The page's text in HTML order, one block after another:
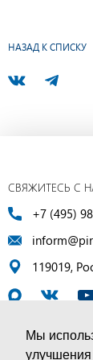
Мы
НАЗАД К СПИСКУ
СВЯЖИТЕСЬ С
+7 (495)
119019,
© ПИР-Центр,